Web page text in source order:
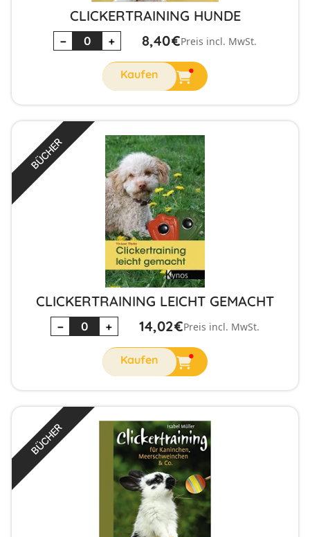
CLICKERTRAINING HUNDE
− + 8,40€Preis incl. MwSt.
CLICKERTRAINING LEICHT GEMACHT
− + 14,02€Preis incl. MwSt.
BÜCHER
BÜCHER